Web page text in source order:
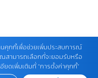
จำกัด (มหาชน)
นคุกกี้เพื่อช่วยเพิ่มประสบการณ์
ณสามารถเลือกที่จะยอมรับหรือ
ยดเพิ่มเติมที่ “การตั้งค่าคุกกี้”